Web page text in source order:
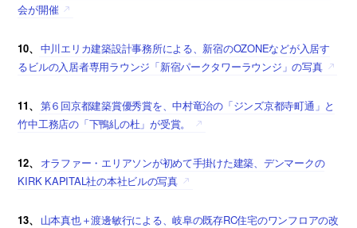
会が開催
10、 中川エリカ建築設計事務所による、新宿のOZONEなどが入居す
るビルの入居者専用ラウンジ「新宿パークタワーラウンジ」の写真
11、 第６回京都建築賞優秀賞を、中村竜治の「ジンズ京都寺町通」と
竹中工務店の「下鴨糺の杜」が受賞。
12、
オラファー・エリアソンが初めて手掛けた建築、デンマークの
KIRK KAPITAL社の本社ビルの写真
13、
山本真也＋渡邊敏行による、岐阜の既存RC住宅のワンフロアの改